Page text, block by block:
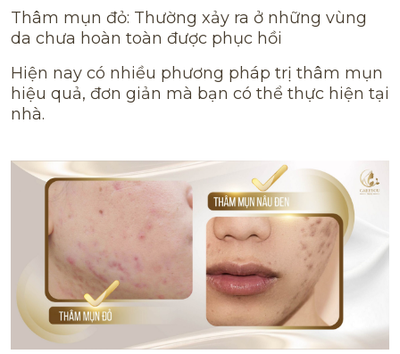
Thâm mụn đỏ: Thường xảy ra ở những vùng
da chưa hoàn toàn được phục hồi
Hiện nay có nhiều phương pháp trị thâm mụn
hiệu quả, đơn giản mà bạn có thể thực hiện tại
nhà.